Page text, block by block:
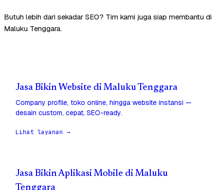
Butuh lebih dari sekadar SEO? Tim kami juga siap membantu di
Maluku Tenggara.
Jasa Bikin Website di Maluku Tenggara
Company profile, toko online, hingga website instansi —
desain custom, cepat, SEO-ready.
Lihat layanan →
Jasa Bikin Aplikasi Mobile di Maluku
Tenggara